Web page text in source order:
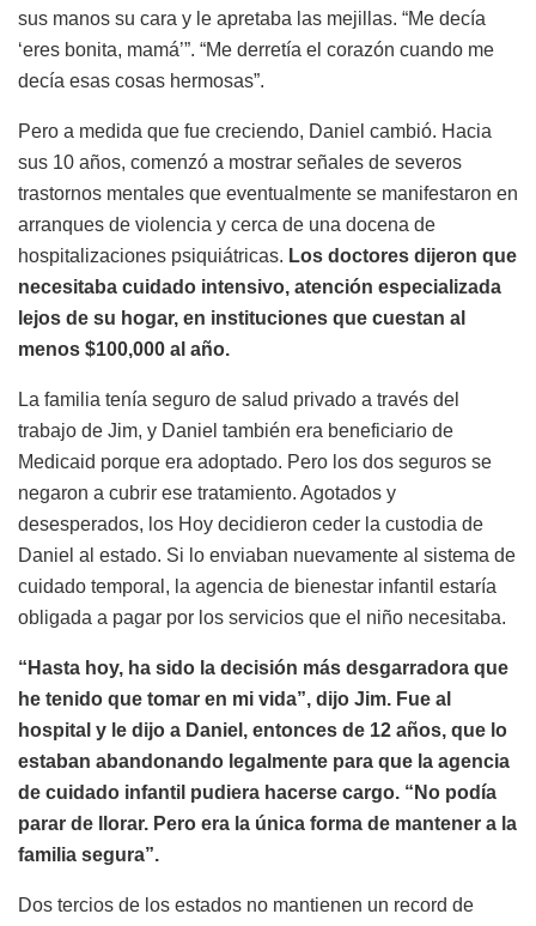
sus manos su cara y le apretaba las mejillas. “Me decía
‘eres bonita, mamá’”. “Me derretía el corazón cuando me
decía esas cosas hermosas”.
Pero a medida que fue creciendo, Daniel cambió. Hacia
sus 10 años, comenzó a mostrar señales de severos
trastornos mentales que eventualmente se manifestaron en
arranques de violencia y cerca de una docena de
hospitalizaciones psiquiátricas. Los doctores dijeron que
necesitaba cuidado intensivo, atención especializada
lejos de su hogar, en instituciones que cuestan al
menos $100,000 al año.
La familia tenía seguro de salud privado a través del
trabajo de Jim, y Daniel también era beneficiario de
Medicaid porque era adoptado. Pero los dos seguros se
negaron a cubrir ese tratamiento. Agotados y
desesperados, los Hoy decidieron ceder la custodia de
Daniel al estado. Si lo enviaban nuevamente al sistema de
cuidado temporal, la agencia de bienestar infantil estaría
obligada a pagar por los servicios que el niño necesitaba.
“Hasta hoy, ha sido la decisión más desgarradora que
he tenido que tomar en mi vida”, dijo Jim. Fue al
hospital y le dijo a Daniel, entonces de 12 años, que lo
estaban abandonando legalmente para que la agencia
de cuidado infantil pudiera hacerse cargo. “No podía
parar de llorar. Pero era la única forma de mantener a la
familia segura”.
Dos tercios de los estados no mantienen un record de